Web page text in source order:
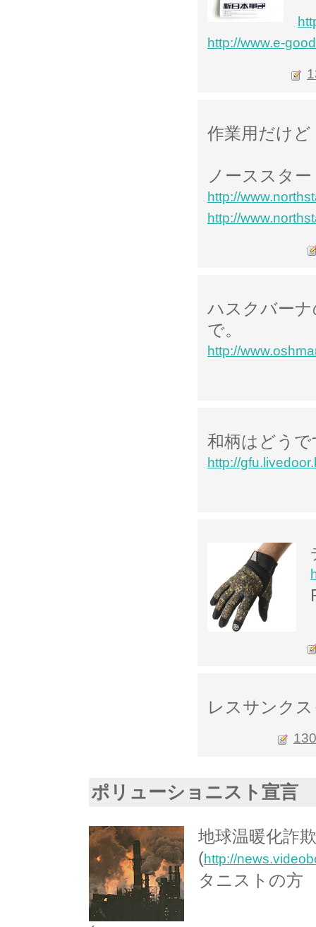
http://www.e-
作業用だけど
ノーススター
http://
http://
ハスクバー
で。
http://
和柄はどう
http://
レスサンク
ポリューショニスト宣言
地球温暖化詐
(http://
タニストの方